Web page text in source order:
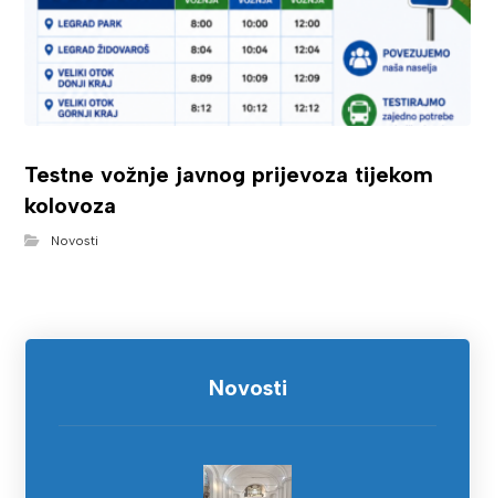
Testne vožnje javnog prijevoza tijekom
kolovoza
Novosti
Novosti